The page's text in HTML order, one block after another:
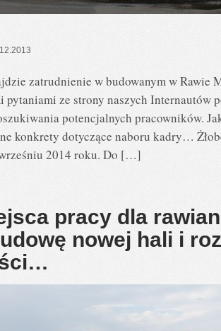
zatrudnienie w budowanym w Rawie
ze strony naszych Internautów
potencjalnych pracowników.
konkrety dotyczące naboru kadry…
2014 roku. Do […]
pracy dla
nowej hali i